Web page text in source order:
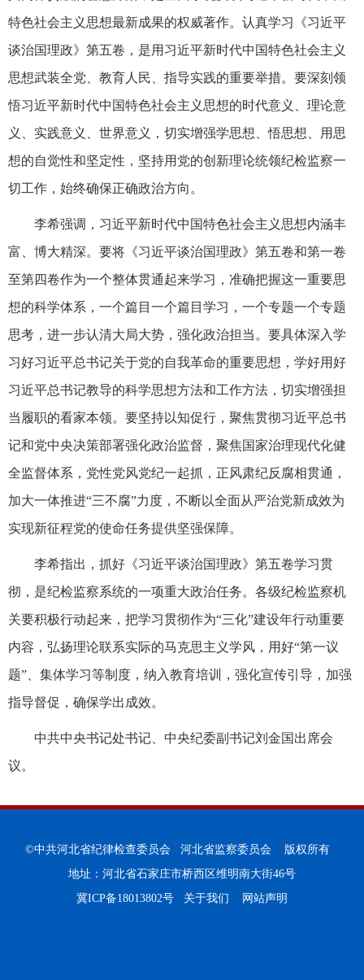
特色社会主义思想最新成果的权威著作。认真学习《习近平
谈治国理政》第五卷，是用习近平新时代中国特色社会主义
思想武装全党、教育人民、指导实践的重要举措。要深刻领
悟习近平新时代中国特色社会主义思想的时代意义、理论意
义、实践意义、世界意义，切实增强学思想、悟思想、用思
想的自觉性和坚定性，坚持用党的创新理论统领纪检监察一
切工作，始终确保正确政治方向。
李希强调，习近平新时代中国特色社会主义思想内涵丰
富、博大精深。要将《习近平谈治国理政》第五卷和第一卷
至第四卷作为一个整体贯通起来学习，准确把握这一重要思
想的科学体系，一个篇目一个篇目学习，一个专题一个专题
思考，进一步认清大局大势，强化政治担当。要具体深入学
习好习近平总书记关于党的自我革命的重要思想，学好用好
习近平总书记教导的科学思想方法和工作方法，切实增强担
当履职的看家本领。要坚持以知促行，聚焦贯彻习近平总书
记和党中央决策部署强化政治监督，聚焦国家治理现代化健
全监督体系，党性党风党纪一起抓，正风肃纪反腐相贯通，
加大一体推进“三不腐”力度，不断以全面从严治党新成效为
实现新征程党的使命任务提供坚强保障。
李希指出，抓好《习近平谈治国理政》第五卷学习贯
彻，是纪检监察系统的一项重大政治任务。各级纪检监察机
关要积极行动起来，把学习贯彻作为“三化”建设年行动重要
内容，弘扬理论联系实际的马克思主义学风，用好“第一议
题”、集体学习等制度，纳入教育培训，强化宣传引导，加强
指导督促，确保学出成效。
中共中央书记处书记、中央纪委副书记刘金国出席会
议。
©中共河北省纪律检查委员会 河北省监察委员会 版权所有
地址：河北省石家庄市桥西区维明南大街46号
冀ICP备18013802号
关于我们 网站声明